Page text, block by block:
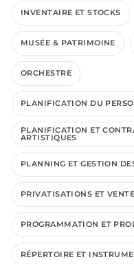
INVENTAIRE ET STOCKS
MUSÉE & PATRIMOINE
ORCHESTRE
PLANIFICATION DU
PLANIFICATION ET
ARTISTIQUES
PLANNING ET GESTION
PRIVATISATIONS ET
PROGRAMMATION ET
RÉPERTOIRE ET